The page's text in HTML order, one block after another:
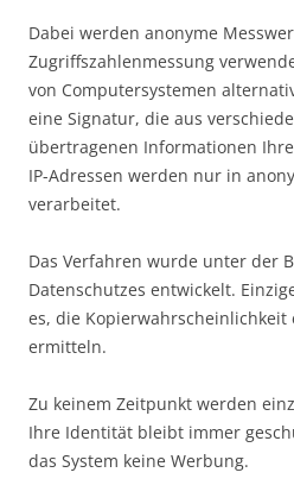
Dabei werden anonyme
Zugriffszahlenmessung
von Computersystemen
eine Signatur, die aus
übertragenen Informationen
IP-Adressen werden nur in
verarbeitet.
Das Verfahren wurde unter der
Datenschutzes entwickelt.
es, die Kopierwahrscheinlichkeit
ermitteln.
Zu keinem Zeitpunkt werden
Ihre Identität bleibt immer
das System keine Werbung.